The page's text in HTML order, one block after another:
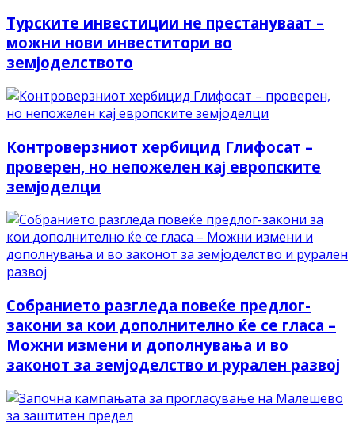
Турските инвестиции не престануваат –
можни нови инвеститори во
земјоделството
Контроверзниот хербицид Глифосат –
проверен, но непожелен кај европските
земјоделци
Собранието разгледа повеќе предлог-
закони за кои дополнително ќе се гласа –
Можни измени и дополнувања и во
законот за земјоделство и рурален развој